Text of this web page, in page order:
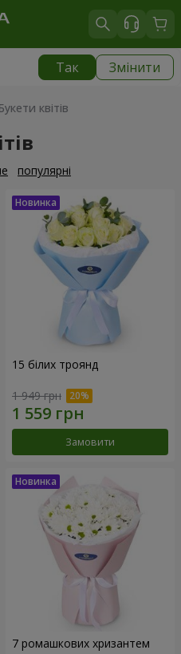
Так Змінити
квітів
популярні
15 білих троянд
1 949 грн
Замовити
7 ромашкових хризантем